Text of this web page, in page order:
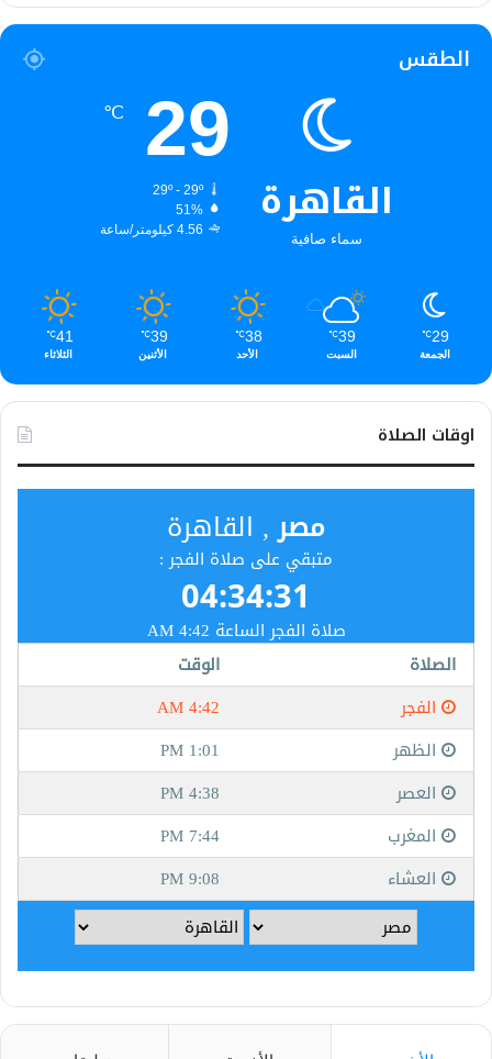
الطقس
القاهرة
سماء صافية
29
℃
29º - 29º
51%
4.56 كيلومتر/ساعة
29
℃
الجمعة
39
℃
السبت
38
℃
الأحد
39
℃
الأثنين
41
℃
الثلاثاء
اوقات الصلاة